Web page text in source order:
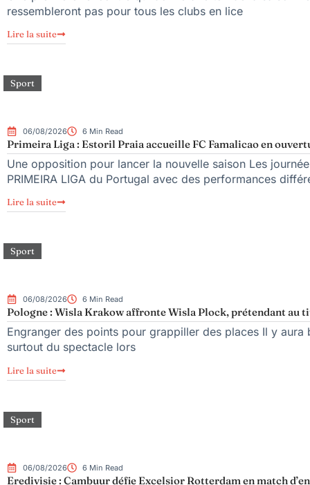
ressembleront pas pour tous les clubs en lice
Lire la suite
Sport
06/08/2026 6 Min Read
Primeira Liga : Estoril Praia accueille FC Famalicao en
Une opposition pour lancer la nouvelle saison Les
PRIMEIRA LIGA du Portugal avec des performances
Lire la suite
Sport
06/08/2026 6 Min Read
Pologne : Wisla Krakow affronte Wisla Plock, prétendant au
Engranger des points pour grappiller des places Il y
surtout du spectacle lors
Lire la suite
Sport
06/08/2026 6 Min Read
Eredivisie : Cambuur défie Excelsior Rotterdam en match